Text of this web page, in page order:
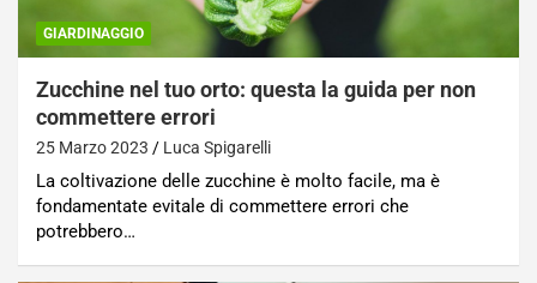
GIARDINAGGIO
Zucchine nel tuo orto: questa la guida per non
commettere errori
25 Marzo 2023 Luca Spigarelli
La coltivazione delle zucchine è molto facile, ma è
fondamentate evitale di commettere errori che
potrebbero…